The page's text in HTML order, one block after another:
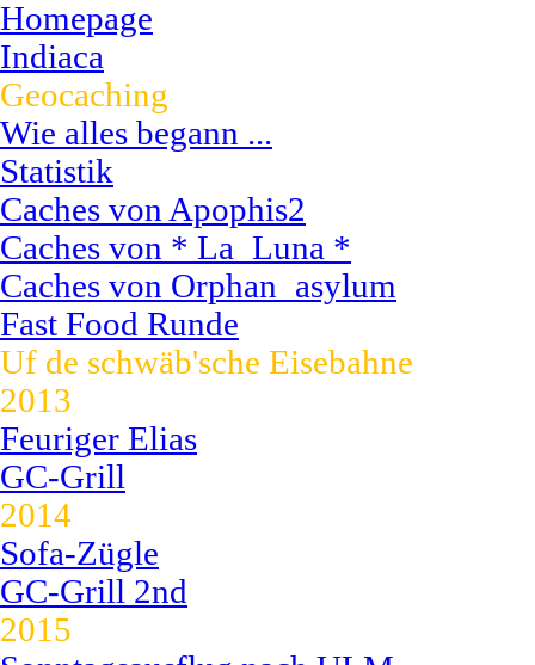
Homepage
Indiaca
Geocaching
Wie alles begann ...
Statistik
Caches von Apophis2
Caches von * La_Luna *
Caches von Orphan_asylum
Fast Food Runde
Uf de schwäb'sche Eisebahne
2013
Feuriger Elias
GC-Grill
2014
Sofa-Zügle
GC-Grill 2nd
2015